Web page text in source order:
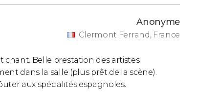
Anonyme
Clermont Ferrand, France
Belle prestation des artistes.
dans la salle (plus prêt de la scène).
aux spécialités espagnoles.